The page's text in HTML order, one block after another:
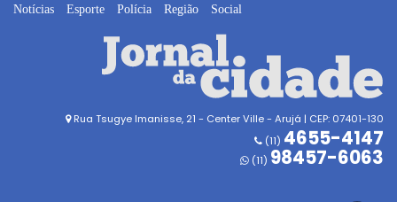
Notícias Esporte Polícia Região Social
Rua Tsugye Imanisse, 21 - Center Ville - Arujá | CEP: 07401-130
(11) 4655-4147
(11) 98457-6063